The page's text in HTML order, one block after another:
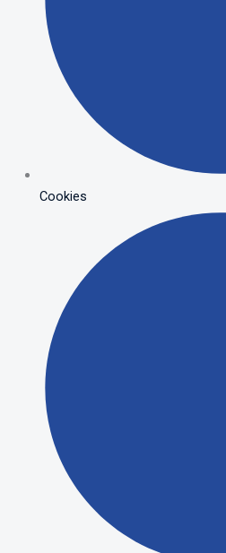
Cookies